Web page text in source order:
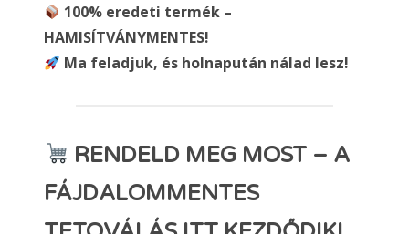
100% eredeti termék –
HAMISÍTVÁNYMENTES!
Ma feladjuk, és holnapután nálad lesz!
RENDELD MEG MOST – A
FÁJDALOMMENTES